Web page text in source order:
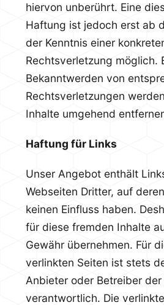
hiervon unberührt. Eine
Haftung ist jedoch erst ab
der Kenntnis einer
Rechtsverletzung möglich.
Bekanntwerden von
Rechtsverletzungen
Inhalte umgehend
Haftung für Links
Unser Angebot enthält
Webseiten Dritter, auf
keinen Einfluss haben.
für diese fremden Inhalte
Gewähr übernehmen. Für
verlinkten Seiten ist stets
Anbieter oder Betreiber der
verantwortlich. Die